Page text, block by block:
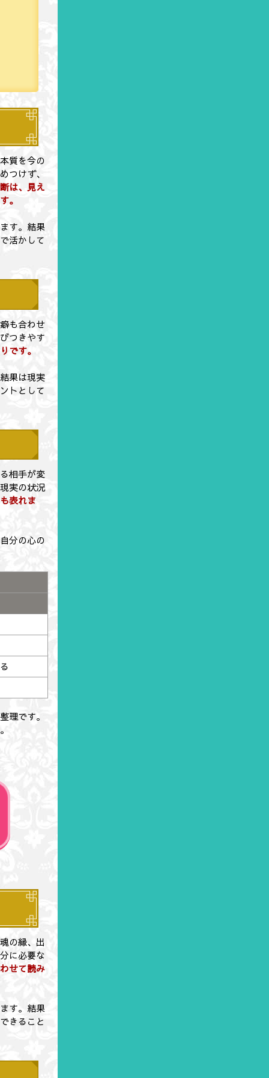
質を今の
つけず、
は、見え
。
す。結果
活かして
も合わせ
つきやす
です。
果は現実
トとして
相手が変
実の状況
表れま
分の心の
理です。
の縁、出
に必要な
せて読み
す。結果
きること